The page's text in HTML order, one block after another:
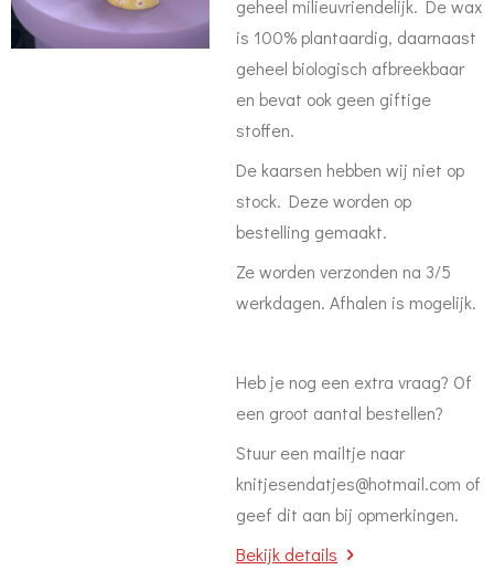
geheel milieuvriendelijk. De wax
is 100% plantaardig, daarnaast
geheel biologisch afbreekbaar
en bevat ook geen giftige
stoffen.
De kaarsen hebben wij niet op
stock. Deze worden op
bestelling gemaakt.
Ze worden verzonden na 3/5
werkdagen. Afhalen is mogelijk.
Heb je nog een extra vraag? Of
een groot aantal bestellen?
Stuur een mailtje naar
knitjesendatjes@hotmail.com of
geef dit aan bij opmerkingen.
Bekijk details